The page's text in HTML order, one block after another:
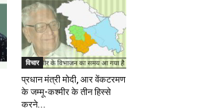
विचार
प्रधान मंत्री मोदी, आर वेंकटरमण
के जम्मू-कश्मीर के तीन हिस्से
करने...